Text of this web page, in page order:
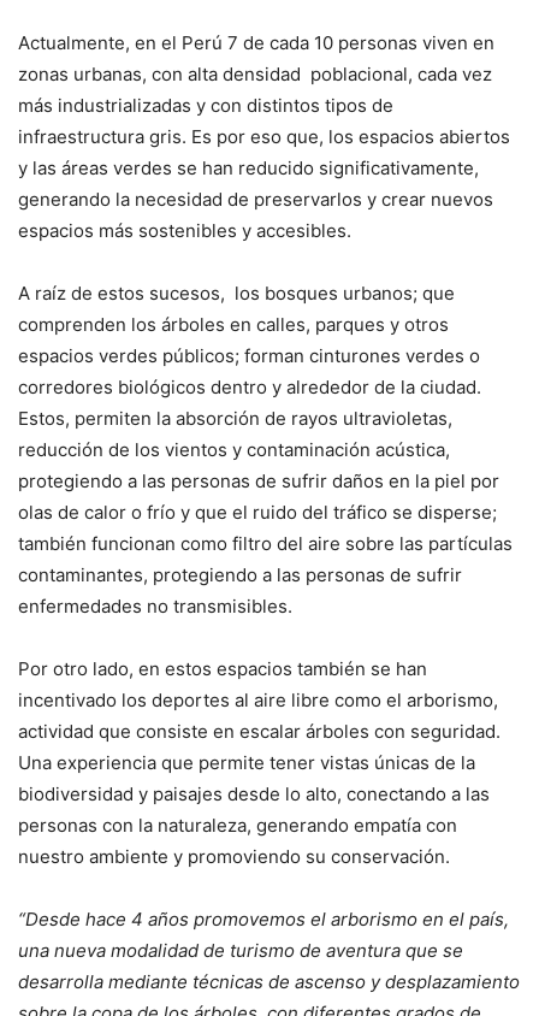
Actualmente, en el Perú 7 de cada 10 personas viven en
zonas urbanas, con alta densidad poblacional, cada vez
más industrializadas y con distintos tipos de
infraestructura gris. Es por eso que, los espacios abiertos
y las áreas verdes se han reducido significativamente,
generando la necesidad de preservarlos y crear nuevos
espacios más sostenibles y accesibles.
A raíz de estos sucesos, los bosques urbanos; que
comprenden los árboles en calles, parques y otros
espacios verdes públicos; forman cinturones verdes o
corredores biológicos dentro y alrededor de la ciudad.
Estos, permiten la absorción de rayos ultravioletas,
reducción de los vientos y contaminación acústica,
protegiendo a las personas de sufrir daños en la piel por
olas de calor o frío y que el ruido del tráfico se disperse;
también funcionan como filtro del aire sobre las partículas
contaminantes, protegiendo a las personas de sufrir
enfermedades no transmisibles.
Por otro lado, en estos espacios también se han
incentivado los deportes al aire libre como el arborismo,
actividad que consiste en escalar árboles con seguridad.
Una experiencia que permite tener vistas únicas de la
biodiversidad y paisajes desde lo alto, conectando a las
personas con la naturaleza, generando empatía con
nuestro ambiente y promoviendo su conservación.
“Desde hace 4 años promovemos el arborismo en el país,
una nueva modalidad de turismo de aventura que se
desarrolla mediante técnicas de ascenso y desplazamiento